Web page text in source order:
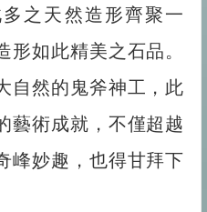
之天然造形齊聚一
如此精美之石品。
自然的鬼斧神工，此
藝術成就，不僅超越
峰妙趣，也得甘拜下